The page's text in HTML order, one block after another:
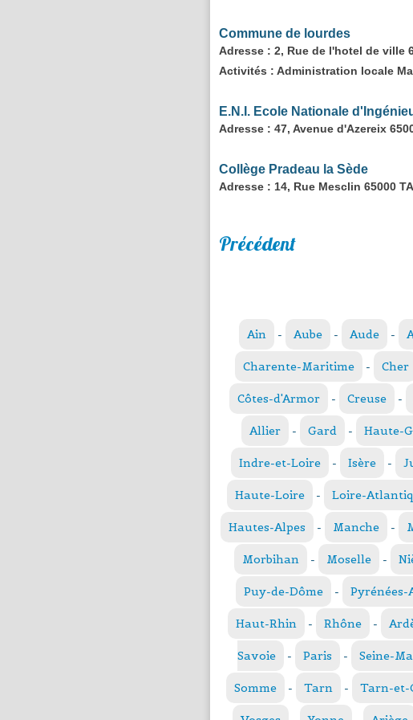
Commune de lourdes
Adresse : 2, Rue de l'hotel de ville
Activités : Administration locale
E.N.I. Ecole Nationale
Adresse : 47, Avenue d'Azereix
Collège Pradeau la Sède
Adresse : 14, Rue Mesclin 65000
Précédent
Ain - Aube - Aude -
Charente-Maritime - Cher
Côtes-d'Armor - Creuse -
Allier - Gard - Haute-
Indre-et-Loire - Isère -
Haute-Loire - Loire-
Hautes-Alpes - Manche -
Morbihan - Moselle -
Puy-de-Dôme -
Haut-Rhin - Rhône -
Savoie - Paris - Seine-
Somme - Tarn - Tarn-et-